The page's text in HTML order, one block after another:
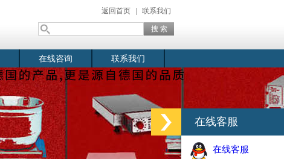
返回首页 联系我们
在线咨询 联系我们
在线客服
在线客服